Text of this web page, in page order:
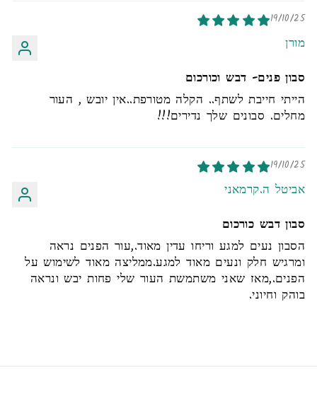
19/10/25
מורן
סבון פנים- דבש וכורכום
הייתי חייבת לשתף.. הקלה מטורפת..אין יובש , העור
מחלים. סבונים שלך נדירים!!!
19/10/25
אביטל ה.קרמאני
סבון דבש כורכום
הסבון נעים למגע וריחו עדין מאוד.,עור הפנים נראה
ומרגיש חלק ונעים מאוד למגע.ממליצה מאוד לשימוש על
הפנים.,מאז שאני משתמשת העור שלי פחות יבש ונראה
בוהק וחיוני.